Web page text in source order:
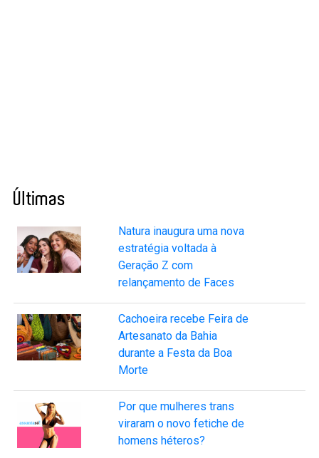
Últimas
Natura inaugura uma nova
estratégia voltada à
Geração Z com
relançamento de Faces
Cachoeira recebe Feira de
Artesanato da Bahia
durante a Festa da Boa
Morte
Por que mulheres trans
viraram o novo fetiche de
homens héteros?